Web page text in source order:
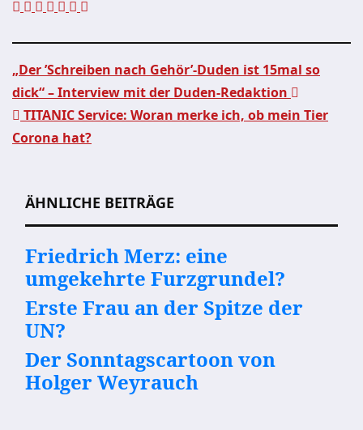
Beitragsnavigation
„Der ’Schreiben nach Gehör’-Duden ist 15mal so
dick“ – Interview mit der Duden-Redaktion
TITANIC Service: Woran merke ich, ob mein Tier
Corona hat?
ÄHNLICHE BEITRÄGE
Friedrich Merz: eine
umgekehrte Furzgrundel?
Erste Frau an der Spitze der
UN?
Der Sonntagscartoon von
Holger Weyrauch